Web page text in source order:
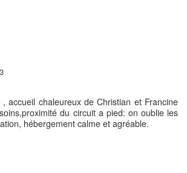
accueil chaleureux de Christian et Francine
du circuit a pied: on oublie les
hébergement calme et agréable.